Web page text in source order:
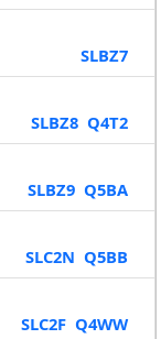
SLBZ7
SLBZ8 Q4T2
SLBZ9 Q5BA
SLC2N Q5BB
SLC2F Q4WW